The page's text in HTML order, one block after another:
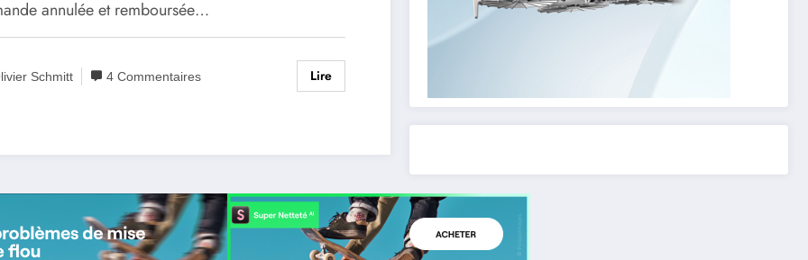
annulée et remboursée…
Schmitt 4 Commentaires Lire